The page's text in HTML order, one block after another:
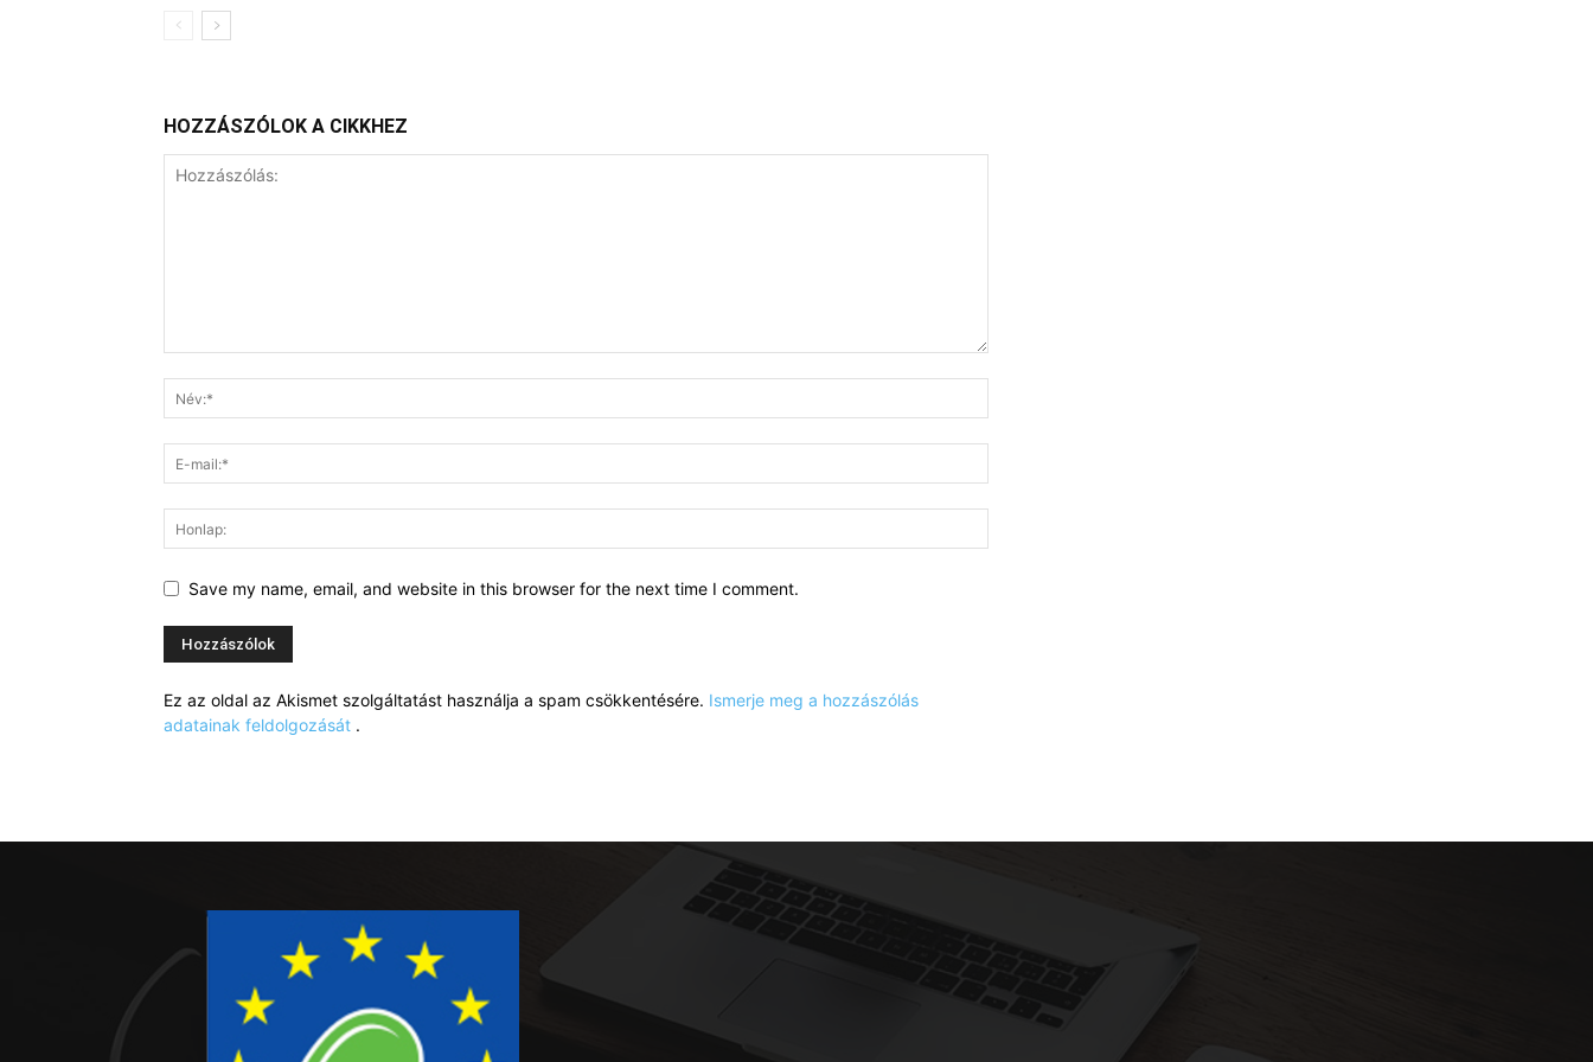
HOZZÁSZÓLOK A CIKKHEZ
Save my name, email, and website in this browser for the next time I comment.
Ez az oldal az Akismet szolgáltatást használja a spam csökkentésére. Ismerje meg a hozzászólás
adatainak feldolgozását .